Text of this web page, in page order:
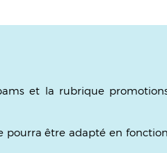
et la rubrique
pourra être adapté en